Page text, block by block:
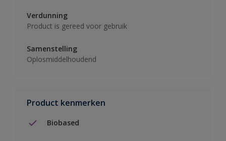
Verdunning
Product is gereed voor gebruik
Samenstelling
Oplosmiddelhoudend
Product kenmerken
Biobased